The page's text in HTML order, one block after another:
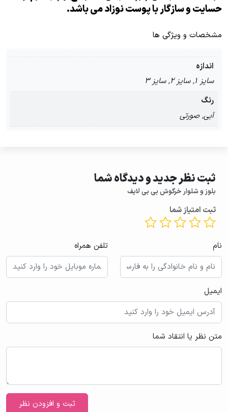
حسایت و سازگار با پوست نوزاد می باشد.
مشخصات و ویژگی ها
اندازه
سایز 1, سایز 2, سایز 3
رنگ
آبی, صورتی
ثبت نظر جدید و دیدگاه شما
بلوز و شلوار خرگوش بی بی لایف
ثبت امتیاز شما
متن نظر یا انتقاد شما
نام تلفن همراه
ایمیل